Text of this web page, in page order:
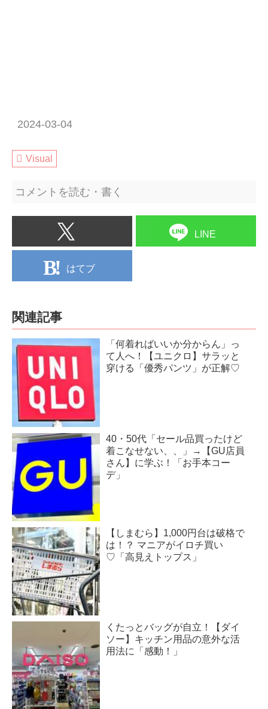
2024-03-04
Visual
コメントを読む・書く
LINE
はてブ
関連記事
「何着ればいいか分からん」っ
て人へ！【ユニクロ】サラッと
穿ける「優秀パンツ」が正解♡
40・50代「セール品買ったけど
着こなせない、、」→【GU店員
さん】に学ぶ！「お手本コー
デ」
【しまむら】1,000円台は破格で
は！？ マニアがイロチ買い
♡「高見えトップス」
くたっとバッグが自立！【ダイ
ソー】キッチン用品の意外な活
用法に「感動！」